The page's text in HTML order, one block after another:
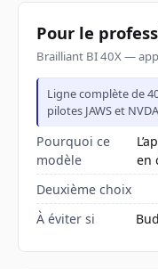
Pour le
Brailliant BI 40X —
Ligne complète de
pilotes JAWS et
Pourquoi ce
modèle
en
Deuxième choix
À éviter si